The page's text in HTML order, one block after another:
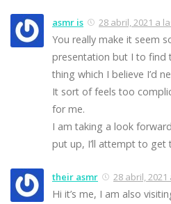
asmr is 28 abril, 2021 a
You really make it seem
presentation but I to find
thing which I believe I’d
It sort of feels too
for me.
I am taking a look
put up, I’ll attempt to get
their asmr 28 abril, 2021
Hi it’s me, I am also